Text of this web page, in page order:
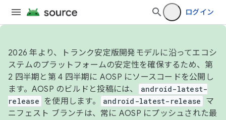
ログイン
2026 年より、トランク安定版開発モデルに沿ってエコシ
ステムのプラットフォームの安定性を確保するため、第
2 四半期と第 4 四半期に AOSP にソースコードを公開し
ます。AOSP のビルドと投稿には、
android-latest-
release
を使用します。 android-latest-release
マ
ニフェスト ブランチは、常に AOSP にプッシュされた最